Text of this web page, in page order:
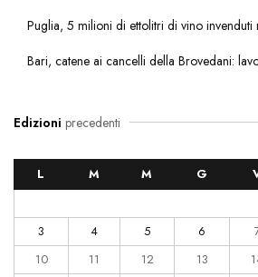
Puglia, 5 milioni di ettolitri di vino invenduti
Bari, catene ai cancelli della Brovedani:
Edizioni precedenti
L M M G
3
4 5 6
10
11 12 13